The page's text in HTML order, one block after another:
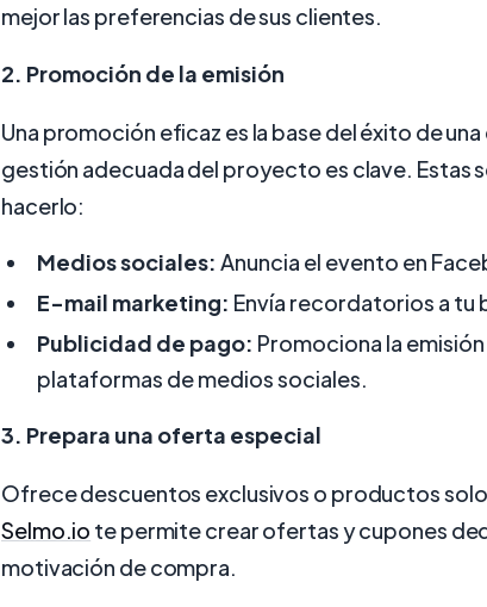
mejor las preferencias de sus clientes.
2. Promoción de la emisión
Una promoción eficaz es la base del éxito de
gestión adecuada del proyecto es clave. Estas
hacerlo:
Medios sociales: Anuncia el evento en
E-mail marketing: Envía recordatorios a tu
Publicidad de pago: Promociona la
plataformas de medios sociales.
3. Prepara una oferta especial
Ofrece descuentos exclusivos o productos
Selmo.io te permite crear ofertas y cupones
motivación de compra.